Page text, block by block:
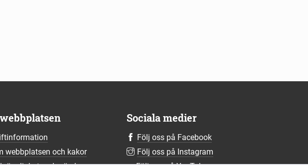
webbplatsen och kakor
Sociala medier
Följ oss på Facebook
Följ oss på Instagram